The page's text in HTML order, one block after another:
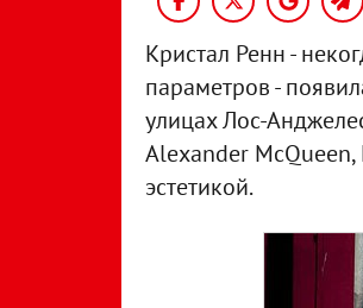
Кристал Ренн -
параметров -
улицах Лос-
Alexander
эстетикой.